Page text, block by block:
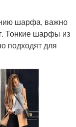
шарфа, важно
Тонкие шарфы из
подходят для